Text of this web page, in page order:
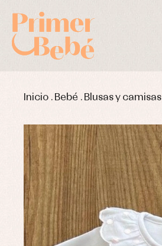
Inicio . Bebé . Blusas y camisas